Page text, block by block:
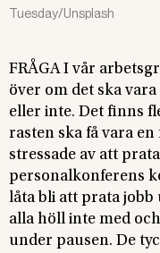
Tuesday/Unsplash
FRÅGA I vår
över om det ska
eller inte. Det finns
rasten ska få vara
stressade av att
personalkonferens
låta bli att prata
alla höll inte med
under pausen. De